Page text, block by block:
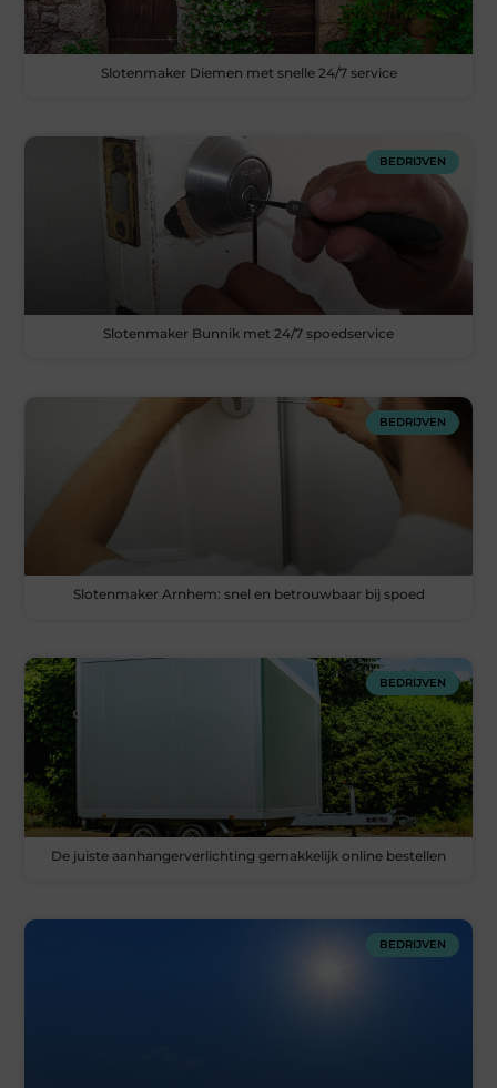
Slotenmaker Diemen met snelle 24/7 service
BEDRIJVEN
Slotenmaker Bunnik met 24/7 spoedservice
BEDRIJVEN
Slotenmaker Arnhem: snel en betrouwbaar bij spoed
BEDRIJVEN
De juiste aanhangerverlichting gemakkelijk online bestellen
BEDRIJVEN